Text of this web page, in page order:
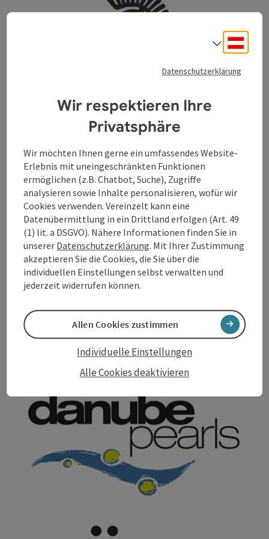
Datenschutzerklärung
Wir respektieren Ihre
Privatsphäre
Wir möchten Ihnen gerne ein umfassendes Website-
Erlebnis mit uneingeschränkten Funktionen
ermöglichen (z.B. Chatbot, Suche), Zugriffe
analysieren sowie Inhalte personalisieren, wofür wir
Cookies verwenden. Vereinzelt kann eine
Datenübermittlung in ein Drittland erfolgen (Art. 49
(1) lit. a DSGVO). Nähere Informationen finden Sie in
unserer Datenschutzerklärung. Mit Ihrer Zustimmung
akzeptieren Sie die Cookies, die Sie über die
individuellen Einstellungen selbst verwalten und
jederzeit widerrufen können.
Alle Cookies deaktivieren
Individuelle Einstellungen
Allen Cookies zustimmen